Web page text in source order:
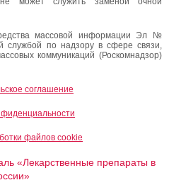
массовой информации Эл №
службой по надзору в сфере связи,
коммуникаций (Роскомнадзор)
соглашение
файлов cookie
«Лекарственные препараты в